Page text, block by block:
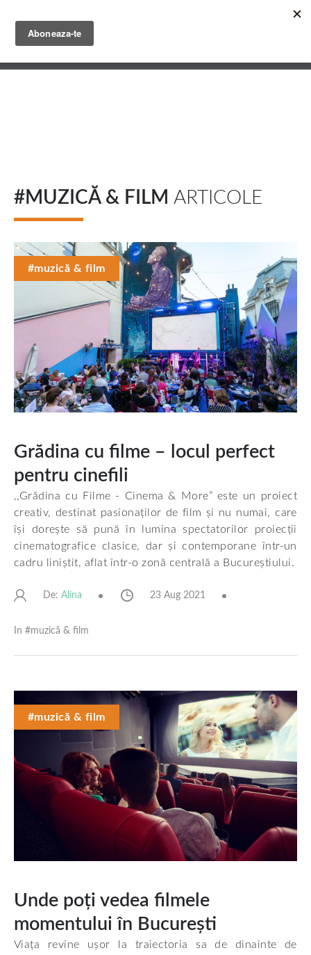
conţinutul
principal
#MUZICĂ & FILM ARTICOLE
#muzică & film
Grădina cu filme – locul perfect
pentru cinefili
,,Grădina cu Filme - Cinema & More” este un proiect
creativ, destinat pasionaților de film și nu numai, care
își dorește să pună în lumina spectatorilor proiecții
cinematografice clasice, dar și contemporane într-un
cadru liniștit, aflat într-o zonă centrală a Bucureștiului.
De: Alina 23 Aug 2021
In #muzică & film
#muzică & film
Unde poți vedea filmele
momentului în București
Viața revine ușor la traiectoria sa de dinainte de